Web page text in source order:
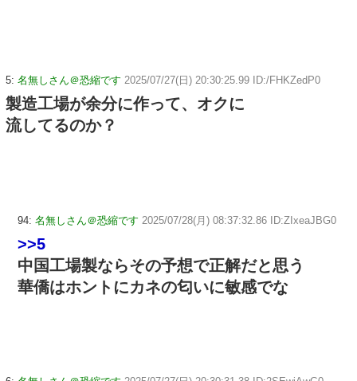
5: 名無しさん＠恐縮です 2025/07/27(日) 20:30:25.99 ID:/FHKZedP0
製造工場が余分に作って、オクに
流してるのか？
94: 名無しさん＠恐縮です 2025/07/28(月) 08:37:32.86 ID:ZIxeaJBG0
>>5
中国工場製ならその予想で正解だと思う
華僑はホントにカネの匂いに敏感でな